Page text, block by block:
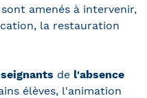
amenés à intervenir,
la restauration
de l'absence
élèves, l'animation